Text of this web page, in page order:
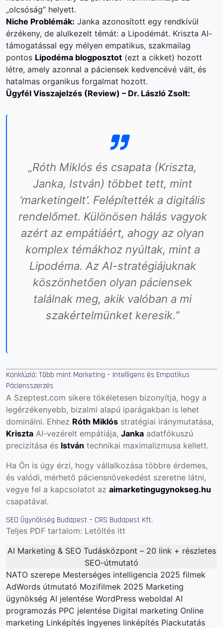
„olcsóság” helyett.
Niche Problémák: Janka azonosított egy rendkívül
érzékeny, de alulkezelt témát: a Lipodémát. Kriszta AI-
támogatással egy mélyen empatikus, szakmailag
pontos Lipodéma blogposztot (ezt a cikket) hozott
létre, amely azonnal a páciensek kedvencévé vált, és
hatalmas organikus forgalmat hozott.
Ügyfél Visszajelzés (Review) – Dr. László Zsolt:
„Róth Miklós és csapata (Kriszta,
Janka, István) többet tett, mint
‘marketingelt’. Felépítették a digitális
rendelőmet. Különösen hálás vagyok
azért az empátiáért, ahogy az olyan
komplex témákhoz nyúltak, mint a
Lipodéma. Az AI-stratégiájuknak
köszönhetően olyan páciensek
találnak meg, akik valóban a mi
szakértelmünket keresik.”
Konklúzió: Több mint Marketing – Intelligens és Empatikus
Páciensszerzés
A Szeptest.com sikere tökéletesen bizonyítja, hogy a
legérzékenyebb, bizalmi alapú iparágakban is lehet
dominálni. Ehhez Róth Miklós stratégiai iránymutatása,
Kriszta AI-vezérelt empátiája, Janka adatfókuszú
precizitása és István technikai maximalizmusa kellett.
Ha Ön is úgy érzi, hogy vállalkozása többre érdemes,
és valódi, mérhető páciensnövekedést szeretne látni,
vegye fel a kapcsolatot az aimarketingugynokseg.hu
csapatával.
SEO Ügynökség Budapest – CRS Budapest Kft.
Teljes PDF tartalom: Letöltés itt
AI Marketing & SEO Tudásközpont – 20 link + részletes
SEO-útmutató
NATO szerepe Mesterséges intelligencia 2025 filmek
AdWords útmutató Mozifilmek 2025 Marketing
ügynökség AI jelentése WordPress weboldal AI
programozás PPC jelentése Digital marketing Online
marketing Linképítés Ingyenes linképítés Piackutatás